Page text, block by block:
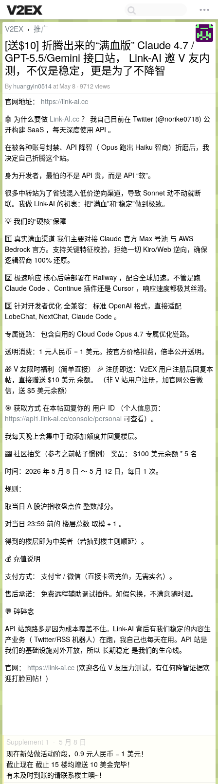
V2EX › 推广
[送$10] 折腾出来的“满血版” Claude 4.7 /
GPT-5.5/Gemini 接口站， Link-AI 邀 V 友内
测，不仅是稳定，更是为了不降智
By huangyin0514at May 8 · 9712 views
官网地址： https://link-ai.cc
🤖 为什么要做 Link-AI.cc ？ 我自己目前在 Twitter (@norike0718) 公
开构建 SaaS ，每天深度使用 API 。
在被各种账号封禁、API 降智（ Opus 跑出 Haiku 智商）折磨后，我
决定自己折腾这个站。
身为开发者，最怕的不是 API 贵，而是 API “软”。
很多中转站为了省钱混入低价逆向渠道，导致 Sonnet 动不动就断
联。我做 Link-AI 的初衷：把“满血”和“稳定”做到极致。
💡 我们的“硬核”保障
1️⃣ 真实满血渠道 我们主要对接 Claude 官方 Max 号池 与 AWS
Bedrock 官方。支持关键特征校验，拒绝一切 Kiro/Web 逆向，确保
逻辑智商 100% 还原。
2️⃣ 极速响应 核心后端部署在 Railway ，配合全球加速。不管是跑
Claude Code 、Continue 插件还是 Cursor ，响应速度都极其丝滑。
3️⃣ 针对开发者优化 全兼容： 标准 OpenAI 格式，直接适配
LobeChat, NextChat, Claude Code 。
专属链路： 包含自用的 Cloud Code Opus 4.7 专属优化链路。
透明消费：1 元人民币 = 1 美元。按官方价格扣费，倍率公开透明。
🎁 V 友限时福利（简单直接） 🎉 注册即送：V2EX 用户注册后回复本
帖，直接赠送 $10 美元 余额。 （非 V 站用户注册，加官网公告微
信，送 $5 美元余额）
🎯 获取方式 在本帖回复你的 用户 ID （个人信息页：
https://api1.link-ai.cc/console/personal 可查看）。
我每天晚上会集中手动添加额度并回复楼层。
🎰 社区抽奖（参考之前帖子惯例） 奖品： $100 美元余额 * 5 名
时间：2026 年 5 月 8 日 ～ 5 月 12 日，每日 1 次。
规则：
取当日 A 股沪指收盘点位 整数部分。
对当日 23:59 前的 楼层总数 取模 + 1 。
得到的楼层即为中奖者（若抽到楼主则顺延）。
💰 充值说明
支付方式： 支付宝 / 微信（直接卡密充值，无需实名）。
售后承诺： 免费远程辅助调试插件。如假包换，不满意随时退。
💬 碎碎念
API 站跑路多是因为成本覆盖不住。Link-AI 背后有我们稳定的内容生
产业务（ Twitter/RSS 机器人）在跑，我自己也每天在用。API 站是
我们的基础设施对外开放，所以 长期稳定 是我们的生命线。
官网： https://link-ai.cc (欢迎各位 V 友压力测试，有任何降智证据欢
迎打脸回帖！)
Supplement 1 · 5 月 8 日
现在新站做活动阶段，0.9 元人民币 = 1 美元！
截止现在 截止 15 楼均赠送 10 美金完毕！
有未及时到账的请联系楼主噢~！